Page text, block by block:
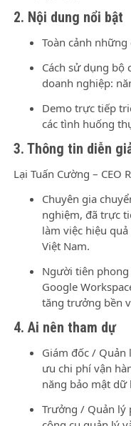
2. Nội dung nổi bật
Toàn cảnh
Cách sử dụng bộ
doanh nghiệp:
Demo trực tiếp
các tình huống
3. Thông tin diễn
Lại Tuấn Cường – CEO
Chuyên gia
nghiệm, đã trực
làm việc hiệu
Việt Nam.
Người tiên
Google
tăng trưởng bền
4. Ai nên tham dự
Giám đốc / Quản
ưu chi phí vận
năng bảo mật dữ
Trưởng / Quản lý